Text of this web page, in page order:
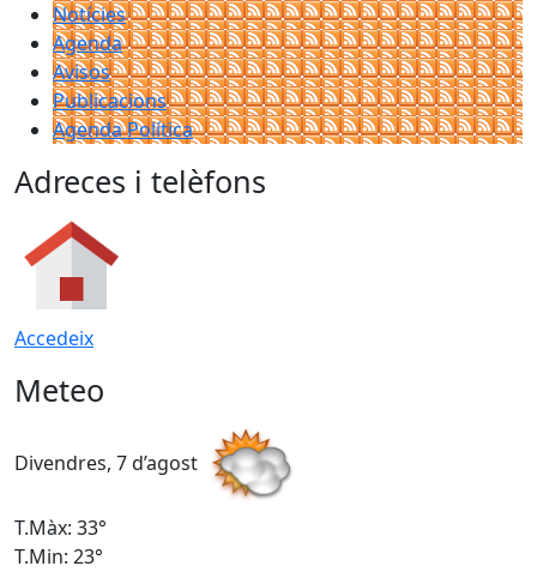
Notícies
Agenda
Avisos
Publicacions
Agenda Política
Adreces i telèfons
Accedeix
Meteo
Divendres, 7 d’agost
T.Màx: 33°
T.Min: 23°